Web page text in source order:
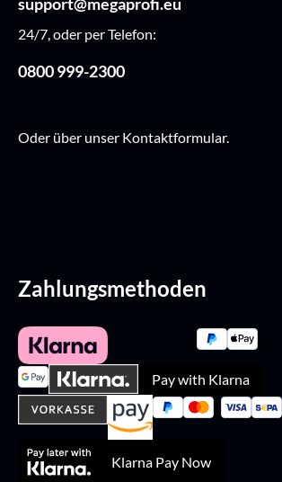
24/7, oder per Telefon:
0800 999-2300
Oder über unser Kontaktformular.
Zahlungsmethoden
Pay with Klarna
Klarna Pay Now